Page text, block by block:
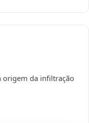
origem da infiltração